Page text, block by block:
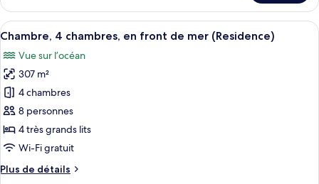
chambres
(Beach
Residence)
le
type
de
Chambre,
4
chambres
(Beach
Residence)
Afficher
toutes
les
photos
pour
ce
type
de
chambre :
Chambre,
Un salon spacieux doté d’une
13
Chambre, 4 chambres, en front de mer (Residence)
Vue sur l’océan
307 m²
4 chambres
8 personnes
4 très grands lits
Wi-Fi gratuit
Plus de détails
Plus